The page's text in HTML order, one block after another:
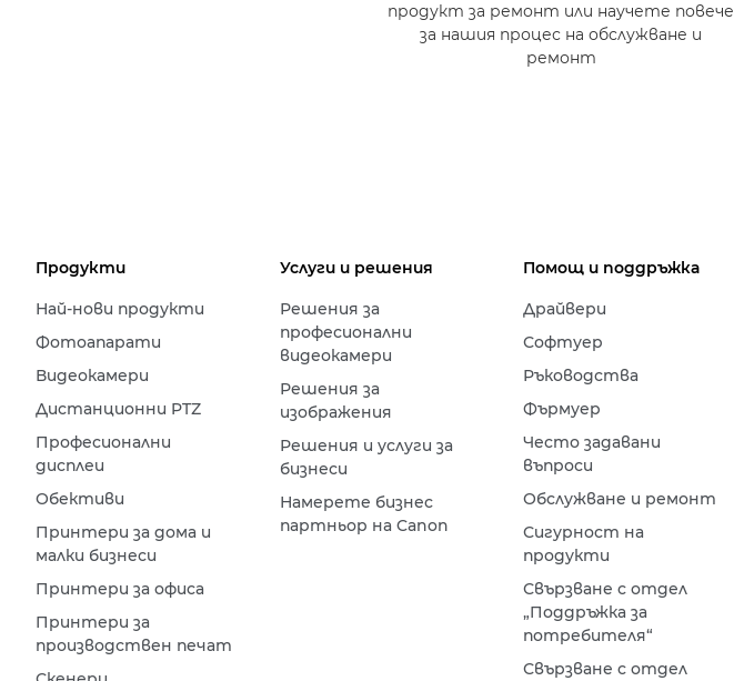
продукт за ремонт или научете повече
за нашия процес на обслужване и
ремонт
Продукти
Най-нови продукти
Фотоапарати
Видеокамери
Дистанционни PTZ
Професионални
дисплеи
Обективи
Принтери за дома и
малки бизнеси
Принтери за офиса
Принтери за
производствен печат
Услуги и решения
Решения за
професионални
видеокамери
Решения за
изображения
Решения и услуги за
бизнеси
Намерете бизнес
партньор на Canon
Помощ и поддръжка
Драйвери
Софтуер
Ръководства
Фърмуер
Често задавани
въпроси
Обслужване и ремонт
Сигурност на
продукти
Свързване с отдел
„Поддръжка за
потребителя“
Свързване с отдел